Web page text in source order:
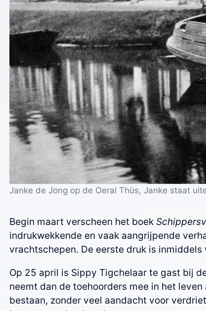
Janke de Jong op de Oeral Thùs, Janke staat
Begin maart verscheen het boek
indrukwekkende en vaak aangrijpende
vrachtschepen. De eerste druk is
Op 25 april is Sippy Tigchelaar te gast bij
neemt dan de toehoorders mee in het
bestaan, zonder veel aandacht voor